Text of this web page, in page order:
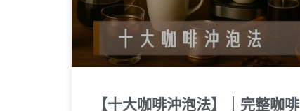
【十大咖啡沖泡法】｜完整咖啡